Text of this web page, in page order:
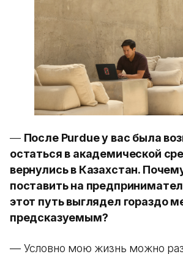
— После Purdue у вас была
остаться в академической
вернулись в Казахстан.
поставить на
этот путь выглядел гораздо
предсказуемым?
— Условно мою жизнь можно